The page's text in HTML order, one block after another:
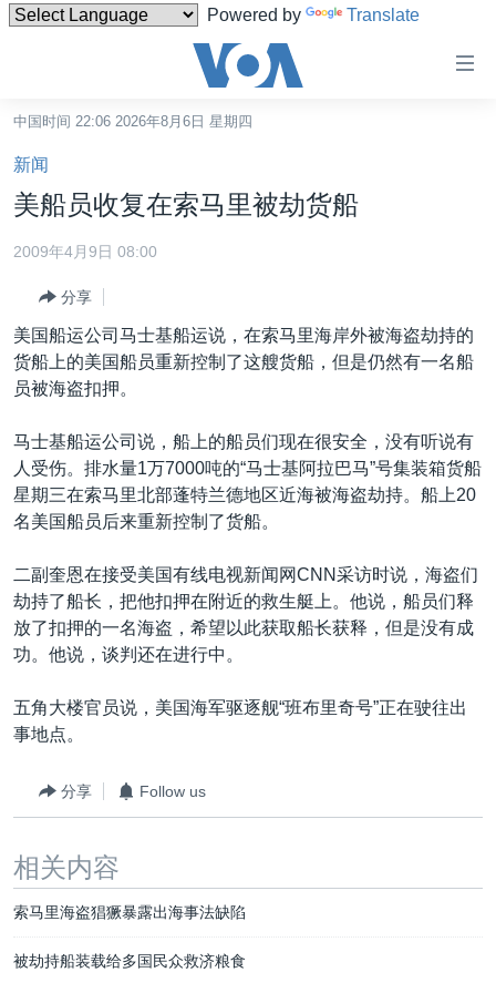
Powered by Translate
碍
链
接
跳
转
容
转
导
跳
港澳
国际
最新国际新闻
中东
欧洲
美洲
全球议题
分类新闻
人权·法律·宗教
科教·文娱·体健
劳工
环境
热点专题
白宫要闻
美中关系
美国建国250周年
埃博拉疫情
美国之音专访
重要讲话与声明
台海两岸关系
南中国海争端
关注西藏
关注新疆
VOA视频
中文广播
关注我们
其他语言网站
中国时间 22:06 2026年8月6日 星期四
新闻
美船员收复在索马里被劫货船
2009年4月9日 08:00
分享
美国船运公司马士基船运说，在索马里海岸外被海盗劫持的
货船上的美国船员重新控制了这艘货船，但是仍然有一名船
员被海盗扣押。
马士基船运公司说，船上的船员们现在很安全，没有听说有
人受伤。排水量1万7000吨的“马士基阿拉巴马”号集装箱货船
星期三在索马里北部蓬特兰德地区近海被海盗劫持。船上20
名美国船员后来重新控制了货船。
二副奎恩在接受美国有线电视新闻网CNN采访时说，海盗们
劫持了船长，把他扣押在附近的救生艇上。他说，船员们释
放了扣押的一名海盗，希望以此获取船长获释，但是没有成
功。他说，谈判还在进行中。
五角大楼官员说，美国海军驱逐舰“班布里奇号”正在驶往出
事地点。
分享 Follow us
相关内容
索马里海盗猖獗暴露出海事法缺陷
被劫持船装载给多国民众救济粮食